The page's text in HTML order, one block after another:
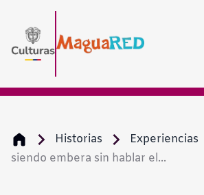
Historias Experiencias
siendo embera sin hablar el...